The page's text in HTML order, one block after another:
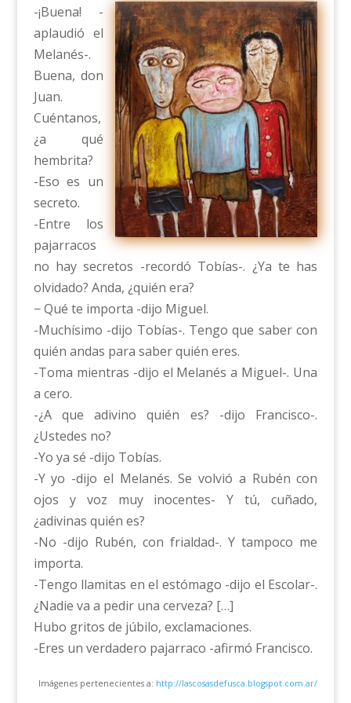
-¡Buena! -
aplaudió el
Melanés-.
Buena, don
Juan.
Cuéntanos,
¿a qué
hembrita?
-Eso es un
secreto.
-Entre los
pajarracos
no hay secretos -recordó Tobías-. ¿Ya te has
olvidado? Anda, ¿quién era?
− Qué te importa -dijo Miguel.
-Muchísimo -dijo Tobías-. Tengo que saber con
quién andas para saber quién eres.
-Toma mientras -dijo el Melanés a Miguel-. Una
a cero.
-¿A que adivino quién es? -dijo Francisco-.
¿Ustedes no?
-Yo ya sé -dijo Tobías.
-Y yo -dijo el Melanés. Se volvió a Rubén con
ojos y voz muy inocentes- Y tú, cuñado,
¿adivinas quién es?
-No -dijo Rubén, con frialdad-. Y tampoco me
importa.
-Tengo llamitas en el estómago -dijo el Escolar-.
¿Nadie va a pedir una cerveza? […]
Hubo gritos de júbilo, exclamaciones.
-Eres un verdadero pajarraco -afirmó Francisco.
Imágenes pertenecientes a: http://lascosasdefusca.blogspot.com.ar/